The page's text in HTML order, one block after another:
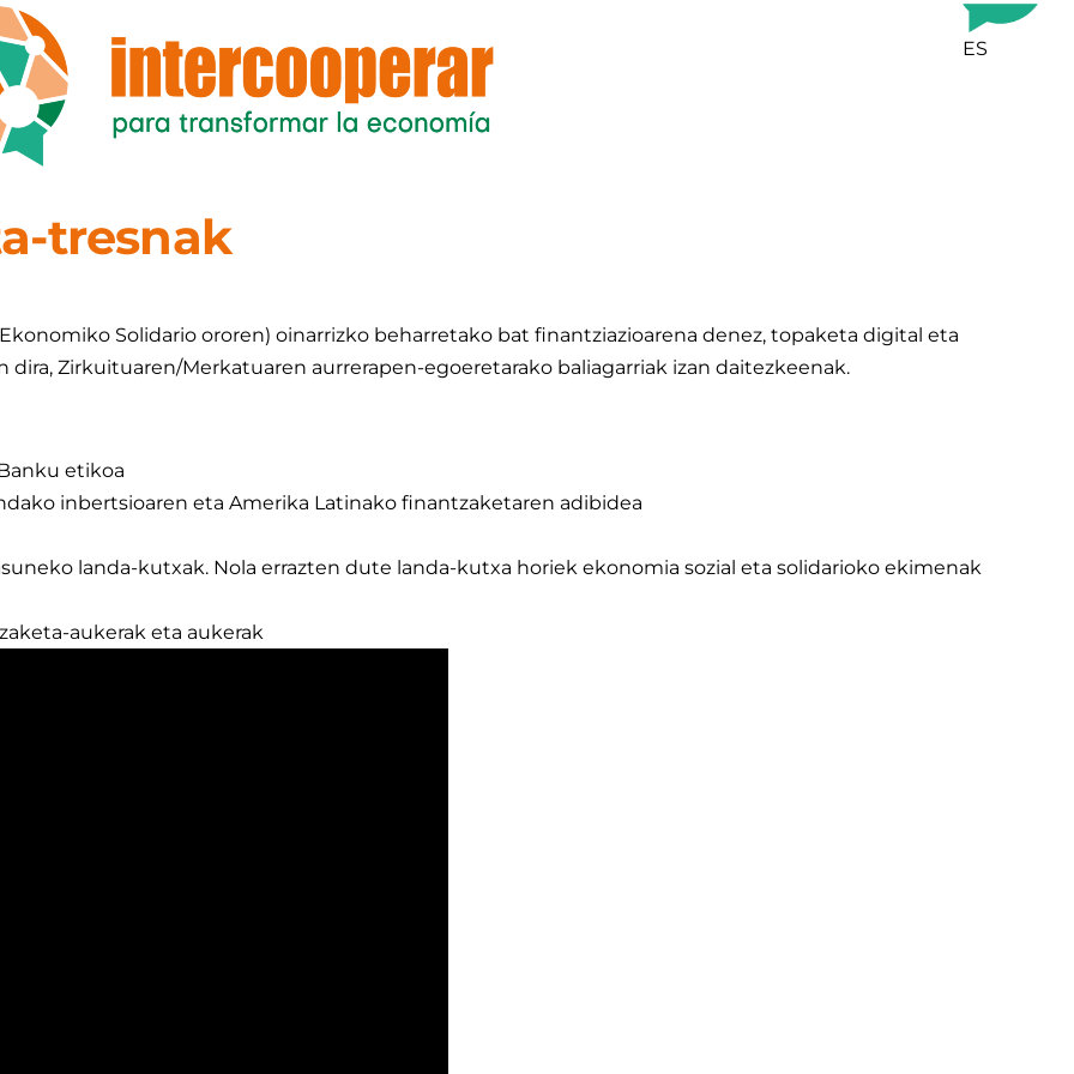
ES
tresnak
Solidario ororen) oinarrizko beharretako bat finantziazioarena denez, topaketa digital eta
Zirkuituaren/Merkatuaren aurrerapen-egoeretarako baliagarriak izan daitezkeenak.
etikoa
inbertsioaren eta Amerika Latinako finantzaketaren adibidea
landa-kutxak. Nola errazten dute landa-kutxa horiek ekonomia sozial eta solidarioko ekimenak
aukerak eta aukerak